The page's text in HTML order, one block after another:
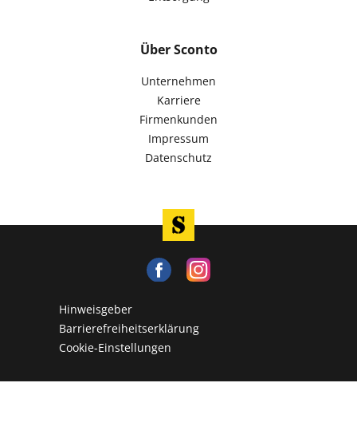
Über Sconto
Unternehmen
Karriere
Firmenkunden
Impressum
Datenschutz
Hinweisgeber
Barrierefreiheitserklärung
Cookie-Einstellungen